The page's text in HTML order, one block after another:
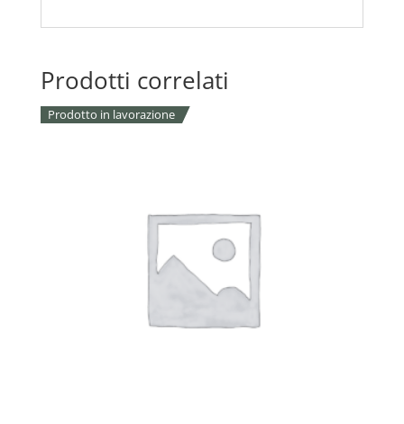
Prodotti correlati
Prodotto in lavorazione